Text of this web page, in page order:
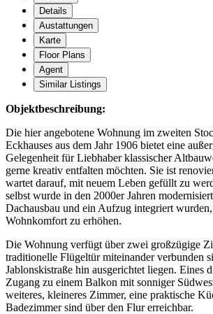
Details
Austattungen
Karte
Floor Plans
Agent
Similar Listings
Objektbeschreibung:
Die hier angebotene Wohnung im zweiten
Eckhauses aus dem Jahr 1906 bietet eine
Gelegenheit für Liebhaber klassischer
gerne kreativ entfalten möchten. Sie ist
wartet darauf, mit neuem Leben gefüllt zu
selbst wurde in den 2000er Jahren
Dachausbau und ein Aufzug integriert
Wohnkomfort zu erhöhen.
Die Wohnung verfügt über zwei großzügige
traditionelle Flügeltür miteinander verbunden
Jablonskistraße hin ausgerichtet liegen. Eines
Zugang zu einem Balkon mit sonniger
weiteres, kleineres Zimmer, eine praktische
Badezimmer sind über den Flur erreichbar.